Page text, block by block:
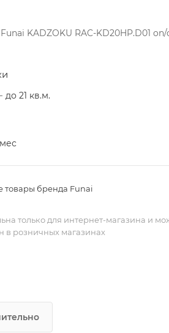
KADZOKU RAC-KD20HP.D01
до 21 кв.м.
товары бренда Funai
только для интернет-магазина и
в розничных магазинах